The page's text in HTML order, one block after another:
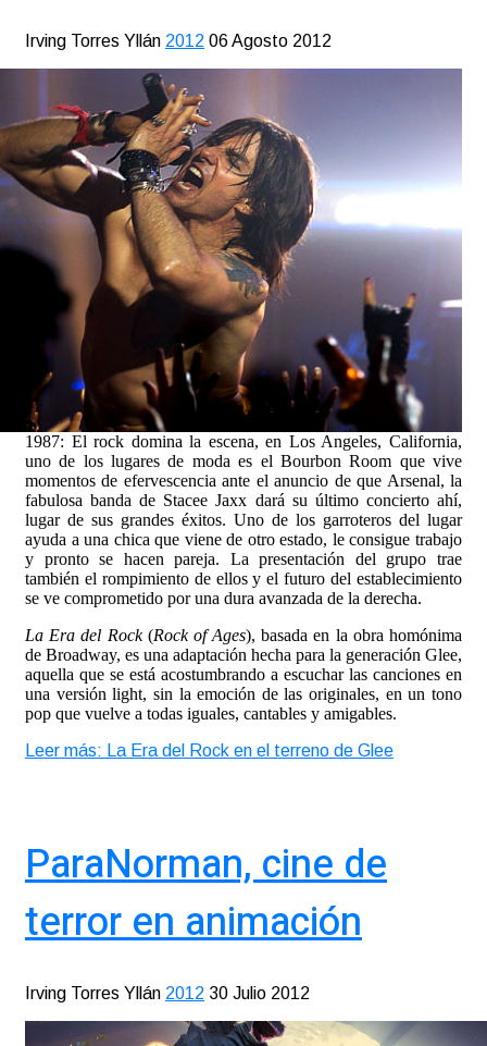
Irving Torres Yllán 2012 06 Agosto 2012
1987: El rock domina la escena, en Los Angeles, California,
uno de los lugares de moda es el Bourbon Room que vive
momentos de efervescencia ante el anuncio de que Arsenal, la
fabulosa banda de Stacee Jaxx dará su último concierto ahí,
lugar de sus grandes éxitos. Uno de los garroteros del lugar
ayuda a una chica que viene de otro estado, le consigue trabajo
y pronto se hacen pareja. La presentación del grupo trae
también el rompimiento de ellos y el futuro del establecimiento
se ve comprometido por una dura avanzada de la derecha.
La Era del Rock (Rock of Ages), basada en la obra homónima
de Broadway, es una adaptación hecha para la generación Glee,
aquella que se está acostumbrando a escuchar las canciones en
una versión light, sin la emoción de las originales, en un tono
pop que vuelve a todas iguales, cantables y amigables.
Leer más: La Era del Rock en el terreno de Glee
ParaNorman, cine de
terror en animación
Irving Torres Yllán 2012 30 Julio 2012